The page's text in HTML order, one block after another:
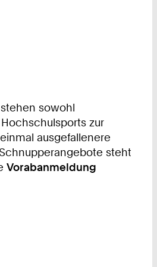
sowohl
zur
ausgefallenere
steht
Vorabanmeldung